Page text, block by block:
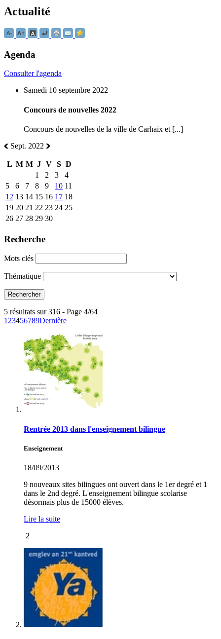
Actualité
Agenda
Consulter l'agenda
Samedi 10 septembre 2022
Concours de nouvelles 2022
Concours de nouvelles de la ville de Carhaix et [...]
Sept. 2022
L M M J V S D
1
2 3
4
5
6 7 8 9 10 11
12 13 14 15 16 17 18
19 20 21 22 23 24 25
26 27 28 29 30
Recherche
Mots clés
Thématique
5 résultats sur 316 - Page 4/64
1 23456789Dernière
Rentrée 2013 dans l'enseignement bilingue
Enseignement
18/09/2013
9 nouveaux sites bilingues ont ouvert dans le 1er degré et 1
dans le 2nd degré. L'enseignement bilingue scolarise
désormais plus de 15000 élèves.
Lire la suite
2